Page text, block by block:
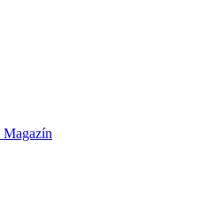
Magazín